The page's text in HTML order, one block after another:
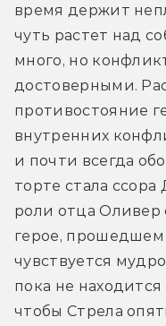
время держит
чуть растет над
много, но
достоверными.
противостояние
внутренних
и почти всегда
торте стала
роли отца Оливер
герое, прошедшем
чувствуется
пока не
чтобы Стрела